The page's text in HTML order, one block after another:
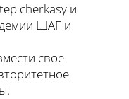
cherkasy и
ШАГ и
свое